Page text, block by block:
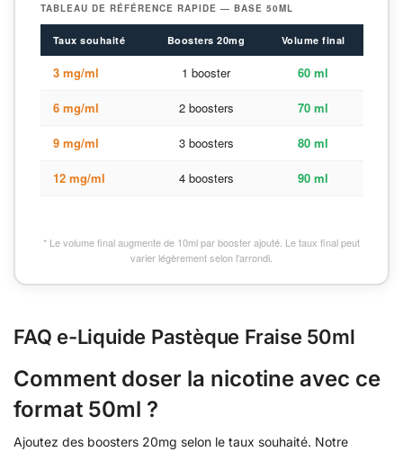
TABLEAU DE RÉFÉRENCE RAPIDE — BASE 50ML
Taux souhaité Boosters 20mg Volume final
3 mg/ml 1 booster 60 ml
6 mg/ml 2 boosters 70 ml
9 mg/ml 3 boosters 80 ml
12 mg/ml 4 boosters 90 ml
* Le volume final augmente de 10ml par booster ajouté. Le taux final peut
varier légèrement selon l'arrondi.
FAQ e-Liquide Pastèque Fraise 50ml
Comment doser la nicotine avec ce
format 50ml ?
Ajoutez des boosters 20mg selon le taux souhaité. Notre